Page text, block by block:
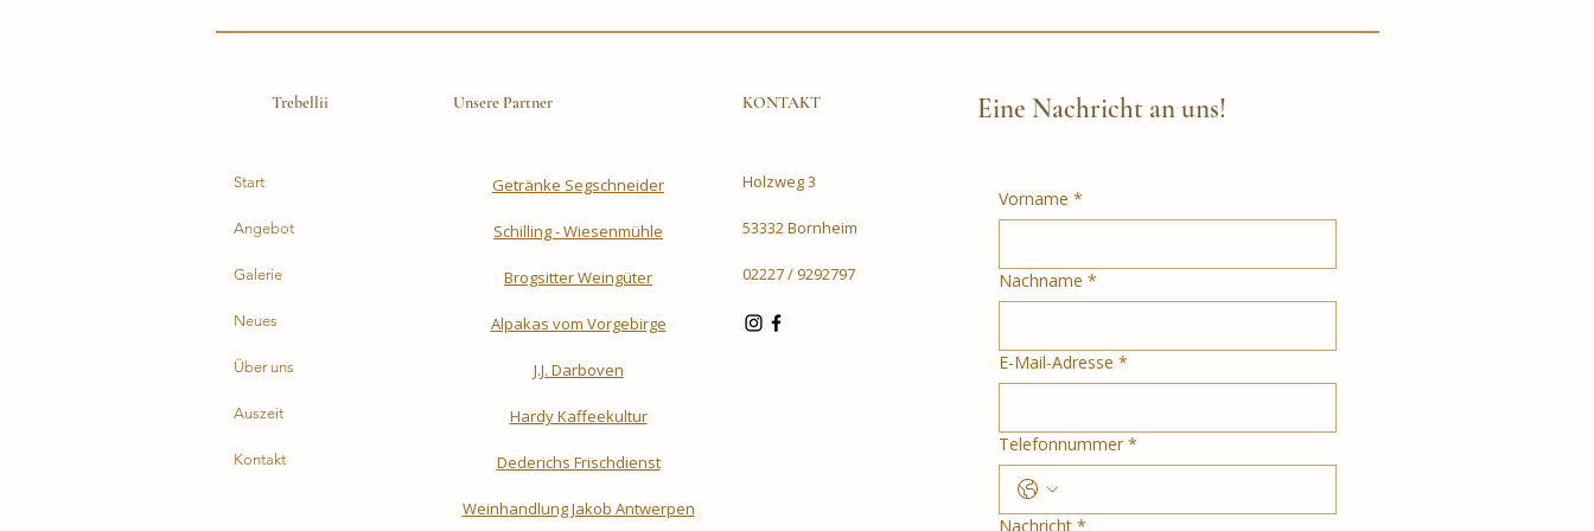
29.07.2026
Trebellii
Start
Angebot
Galerie
Neues
Über uns
Auszeit
Kontakt
Unsere Partner
Getränke Segschneider
Schilling - Wiesenmühle
Brogsitter Weingüter
Alpakas vom Vorgebirge
J.J. Darboven
Hardy Kaffeekultur
Dederichs Frischdienst
Weinhandlung Jakob Antwerpen
KONTAKT
Holzweg 3
53332 Bornheim
02227 / 9292797
Eine Nachricht an uns!
Vorname *
Nachname *
E-Mail-Adresse *
Telefonnummer *
Nachricht *